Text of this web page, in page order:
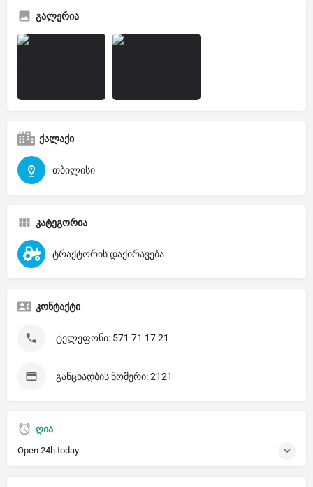
გალერია
ქალაქი
თბილისი
კატეგორია
ტრაქტორის დაქირავება
კონტაქტი
ტელეფონი: 571 71 17 21
განცხადბის ნომერი: 2121
ღია
Open 24h today